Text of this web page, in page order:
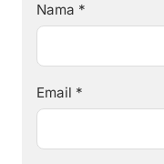
Nama *
Email *